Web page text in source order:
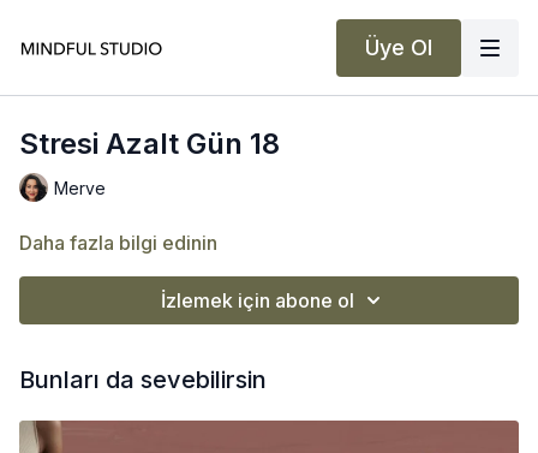
Üye Ol
Stresi Azalt Gün 18
Merve
Daha fazla bilgi edinin
İzlemek için abone ol
Bunları da sevebilirsin